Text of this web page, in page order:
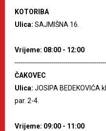
KOTORIBA
Ulica: SAJMIŠNA 16.
Vrijeme: 08:00 - 12:00
ČAKOVEC
Ulica: JOSIPA BEDEKOVIĆA
par. 2-4.
Vrijeme: 09:00 - 11:00